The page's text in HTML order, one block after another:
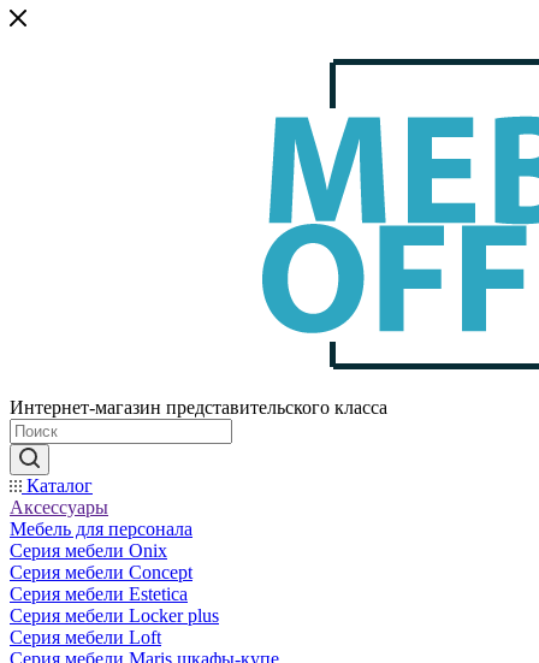
Интернет-магазин представительского класса
Каталог
Аксессуары
Мебель для персонала
Серия мебели Onix
Серия мебели Concept
Серия мебели Estetica
Серия мебели Locker plus
Серия мебели Loft
Серия мебели Maris шкафы-купе